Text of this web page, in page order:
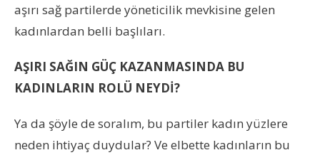
aşırı sağ partilerde yöneticilik mevkisine gelen
kadınlardan belli başlıları.
AŞIRI SAĞIN GÜÇ KAZANMASINDA BU
KADINLARIN ROLÜ NEYDİ?
Ya da şöyle de soralım, bu partiler kadın yüzlere
neden ihtiyaç duydular? Ve elbette kadınların bu